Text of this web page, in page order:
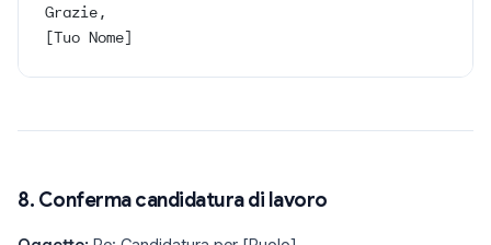
Grazie,
[Tuo Nome]
8. Conferma candidatura di lavoro